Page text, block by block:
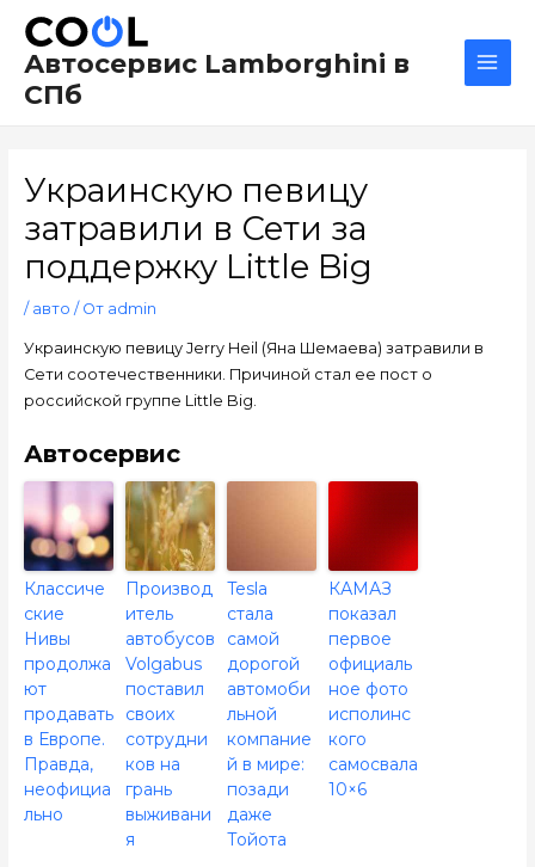
содержимому
Автосервис Lamborghini в
СПб
Украинскую певицу
затравили в Сети за
поддержку Little Big
/ авто / От admin
Украинскую певицу Jerry Heil (Яна Шемаева) затравили в
Сети соотечественники. Причиной стал ее пост о
российской группе Little Big.
Автосервис
Классиче
ские
Нивы
продолжа
ют
продавать
в Европе.
Правда,
неофициа
льно
Производ
итель
автобусов
Volgabus
поставил
своих
сотрудни
ков на
грань
выживани
я
Tesla
стала
самой
дорогой
автомоби
льной
компание
й в мире:
позади
даже
Тойота
КАМАЗ
показал
первое
официаль
ное фото
исполинс
кого
самосвала
10×6
по
записям